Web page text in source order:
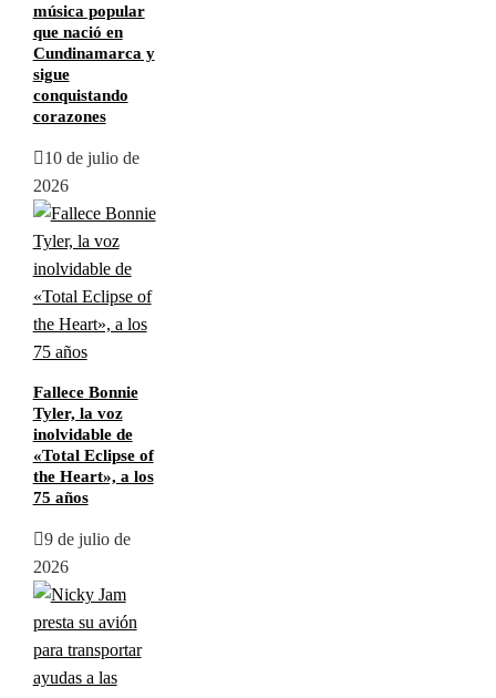
música popular
que nació en
Cundinamarca y
sigue
conquistando
corazones
10 de julio de
2026
Fallece Bonnie
Tyler, la voz
inolvidable de
«Total Eclipse of
the Heart», a los
75 años
9 de julio de
2026